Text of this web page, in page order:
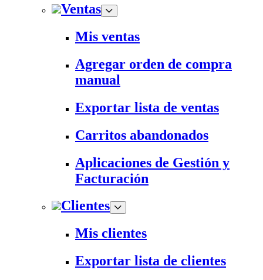
Ventas
Mis ventas
Agregar orden de compra
manual
Exportar lista de ventas
Carritos abandonados
Aplicaciones de Gestión y
Facturación
Clientes
Mis clientes
Exportar lista de clientes